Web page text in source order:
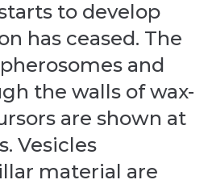
to develop
has ceased. The
and
the walls of wax-
are shown at
Vesicles
material are